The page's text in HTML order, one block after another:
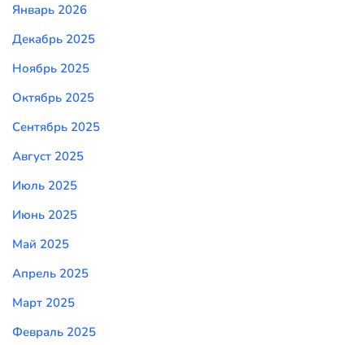
Январь 2026
Декабрь 2025
Ноябрь 2025
Октябрь 2025
Сентябрь 2025
Август 2025
Июль 2025
Июнь 2025
Май 2025
Апрель 2025
Март 2025
Февраль 2025